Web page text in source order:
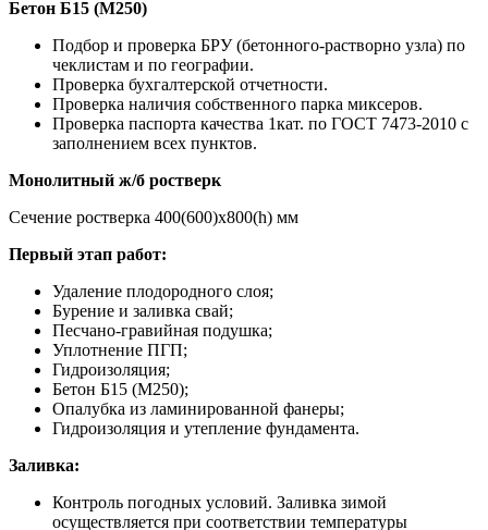
Бетон Б15 (М250)
Подбор и проверка БРУ (бетонного-растворно узла) по
чеклистам и по географии.
Проверка бухгалтерской отчетности.
Проверка наличия собственного парка миксеров.
Проверка паспорта качества 1кат. по ГОСТ 7473-2010 с
заполнением всех пунктов.
Монолитный ж/б ростверк
Сечение ростверка 400(600)х800(h) мм
Первый этап работ:
Удаление плодородного слоя;
Бурение и заливка свай;
Песчано-гравийная подушка;
Уплотнение ПГП;
Гидроизоляция;
Бетон Б15 (М250);
Опалубка из ламинированной фанеры;
Гидроизоляция и утепление фундамента.
Заливка:
Контроль погодных условий. Заливка зимой
осуществляется при соответствии температуры